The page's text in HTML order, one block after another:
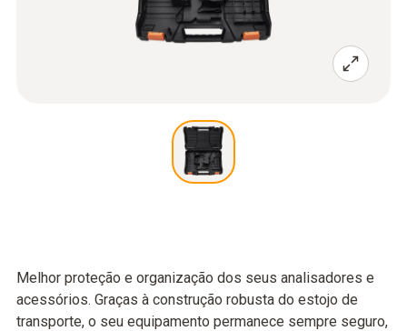
Melhor proteção e organização dos seus analisadores e
acessórios. Graças à construção robusta do estojo de
transporte, o seu equipamento permanece sempre seguro,